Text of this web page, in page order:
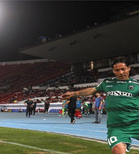
de Chile